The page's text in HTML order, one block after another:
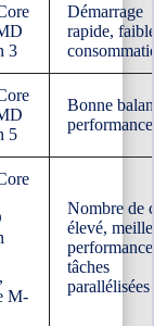
3
Démarrage
rapide,
5
Bonne
M-
Nombre de
élevé,
tâches
parallélisées